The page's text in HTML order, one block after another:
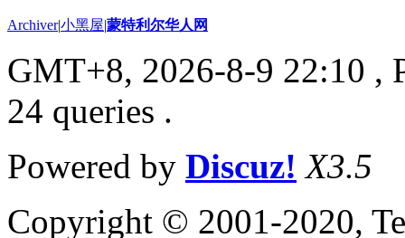
Archiver|小黑屋|蒙特利尔华人网
GMT+8, 2026-8-9 22:10 ,
24 queries .
Powered by Discuz! X3.5
Copyright © 2001-2020,